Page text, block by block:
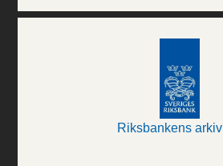
Riksbankens arkiv